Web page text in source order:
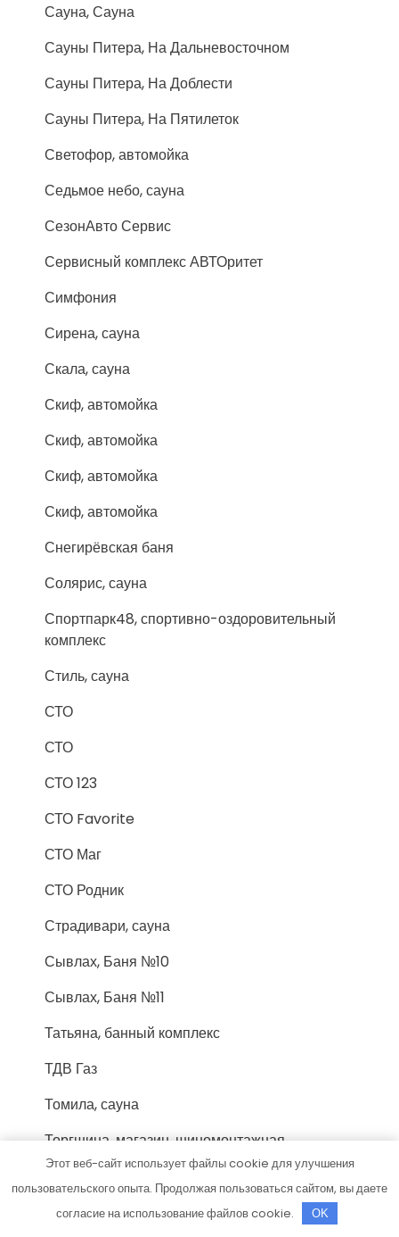
Сауна, Сауна
Сауны Питера, На Дальневосточном
Сауны Питера, На Доблести
Сауны Питера, На Пятилеток
Светофор, автомойка
Седьмое небо, сауна
СезонАвто Сервис
Сервисный комплекс АВТОритет
Симфония
Сирена, сауна
Скала, сауна
Скиф, автомойка
Скиф, автомойка
Скиф, автомойка
Скиф, автомойка
Снегирёвская баня
Солярис, сауна
Спортпарк48, спортивно-оздоровительный
комплекс
Стиль, сауна
СТО
СТО
СТО 123
СТО Favorite
СТО Маг
СТО Родник
Страдивари, сауна
Сывлах, Баня №10
Сывлах, Баня №11
Татьяна, банный комплекс
ТДВ Газ
Томила, сауна
Торгшина, магазин, шиномонтажная
мастерская
Три звезды, гостиничный комплекс
Этот веб-сайт использует файлы cookie для улучшения
пользовательского опыта. Продолжая пользоваться сайтом, вы даете
согласие на использование файлов cookie.
OK